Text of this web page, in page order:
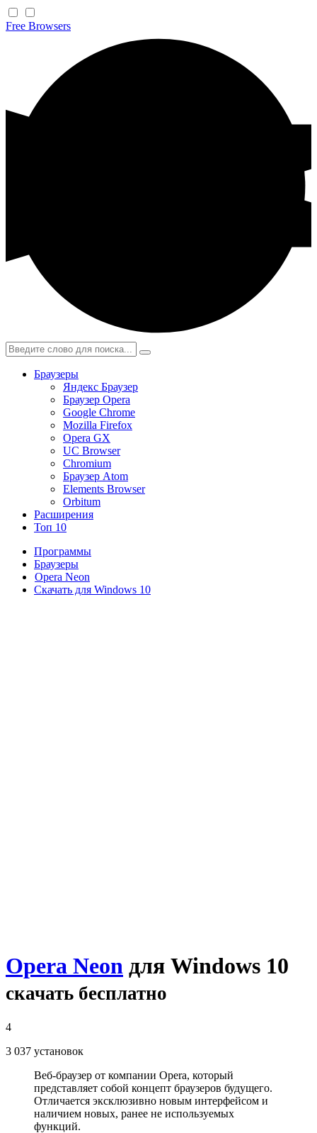
Free Browsers
Браузеры
Яндекс Браузер
Браузер Opera
Google Chrome
Mozilla Firefox
Opera GX
UC Browser
Chromium
Браузер Atom
Elements Browser
Orbitum
Расширения
Топ 10
Программы
Браузеры
Opera Neon
Скачать для Windows 10
Opera Neon для Windows 10
скачать бесплатно
4
3 037 установок
Веб-браузер от компании Opera, который
представляет собой концепт браузеров будущего.
Отличается эксклюзивно новым интерфейсом и
наличием новых, ранее не используемых
функций.